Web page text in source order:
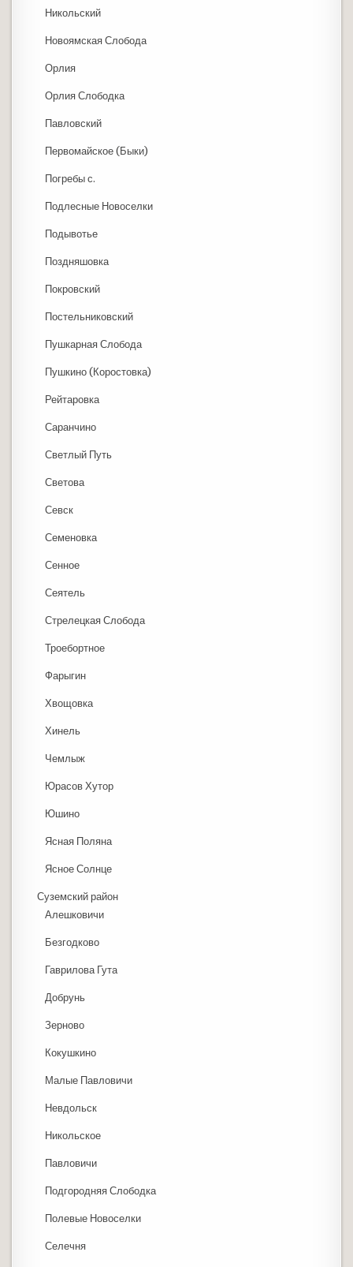
Никольский
Новоямская Слобода
Орлия
Орлия Слободка
Павловский
Первомайское (Быки)
Погребы с.
Подлесные Новоселки
Подывотье
Поздняшовка
Покровский
Постельниковский
Пушкарная Слобода
Пушкино (Коростовка)
Рейтаровка
Саранчино
Светлый Путь
Светова
Севск
Семеновка
Сенное
Сеятель
Стрелецкая Слобода
Троебортное
Фарыгин
Хвощовка
Хинель
Чемлыж
Юрасов Хутор
Юшино
Ясная Поляна
Ясное Солнце
Суземский район
Алешковичи
Безгодково
Гаврилова Гута
Добрунь
Зерново
Кокушкино
Малые Павловичи
Невдольск
Никольское
Павловичи
Подгородняя Слободка
Полевые Новоселки
Селечня